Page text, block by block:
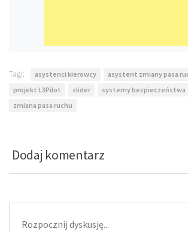
Tagi: asystenci kierowcy asystent zmiany pasa
projekt L3Pilot
slider
systemy bezpieczeństwa
zmiana pasa ruchu
Dodaj komentarz